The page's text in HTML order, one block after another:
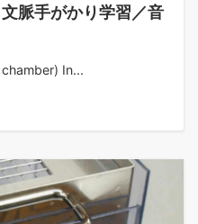
脈手がかり学習／音
In...